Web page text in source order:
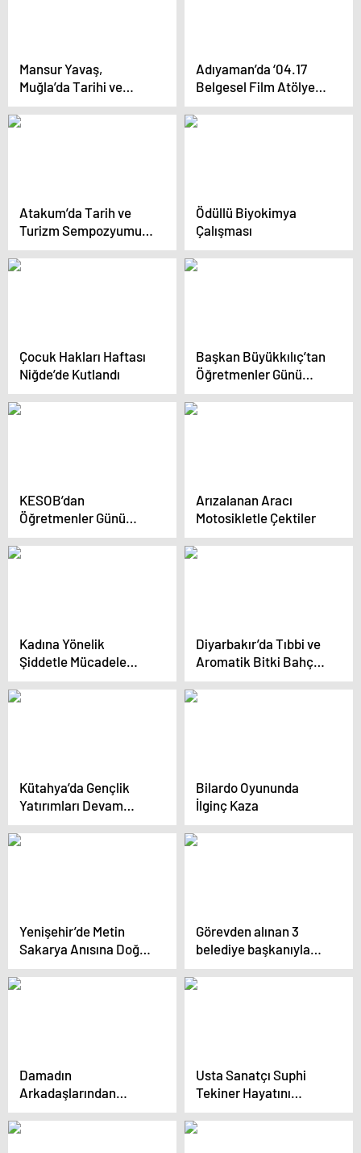
Mansur Yavaş,
Muğla’da Tarihi ve
Kültürel Zenginlikleri
İnceledi
Adıyaman’da ‘04.17
Belgesel Film Atölyesi’
Kameralı Eğitimler
Başladı
Atakum’da Tarih ve
Turizm Sempozyumu
Gerçekleştirildi
Ödüllü Biyokimya
Çalışması
Çocuk Hakları Haftası
Niğde’de Kutlandı
Başkan Büyükkılıç’tan
Öğretmenler Günü
Mesajı
KESOB’dan
Öğretmenler Günü
Mesajı
Arızalanan Aracı
Motosikletle Çektiler
Kadına Yönelik
Şiddetle Mücadele
Toplantısı
Diyarbakır’da Tıbbi ve
Aromatik Bitki Bahçesi
Kuruluyor
Kütahya’da Gençlik
Yatırımları Devam
Ediyor
Bilardo Oyununda
İlginç Kaza
Yenişehir’de Metin
Sakarya Anısına Doğa
Kampı Düzenlendi
Görevden alınan 3
belediye başkanıyla
ilgili suçlamalar
Damadın
Arkadaşlarından
Renkli Gelenek:
Mezartaşı ile Düğün
Usta Sanatçı Suphi
Tekiner Hayatını
Kaybetti